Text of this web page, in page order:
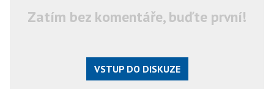
Zatím bez komentáře, buďte první!
VSTUP DO DISKUZE